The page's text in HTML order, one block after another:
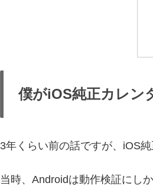
僕がiOS純正カレン
3年くらい前の話ですが、iOS
当時、Androidは動作検証にし